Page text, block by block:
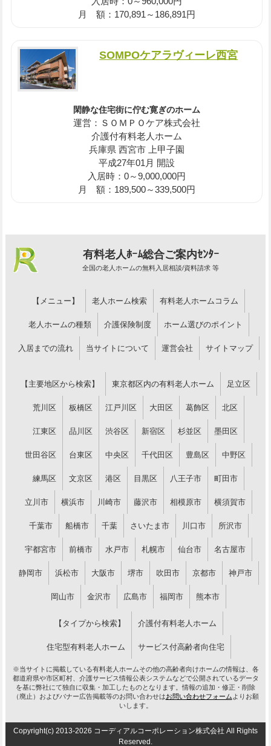
月 額：170,891～186,891円
SOMPOケアラヴィーレ西宮
閑静な住宅街に佇む寛ぎのホーム
運営：ＳＯＭＰＯケア株式会社
介護付有料老人ホーム
兵庫県 西宮市 上甲子園
平成27年01月 開設
入居時：0～9,000,000円
月 額：189,500～339,500円
有料老人ﾎｰﾑ総合ご案内ｾﾝﾀｰ
全国の老人ホームの無料入居相談/資料請求 等
【メニュー】 老人ホーム検索 有料老人ホームコラム
老人ホームの種類 介護保険制度 ホーム選びのポイント
入居までの流れ 当サイトについて 運営会社 サイトマップ
【主要地区から検索】 東京都区内の有料老人ホーム 足立区
荒川区 板橋区 江戸川区 大田区 葛飾区 北区
江東区 品川区 渋谷区 新宿区 杉並区 墨田区
世田谷区 台東区 中央区 千代田区 豊島区 中野区
練馬区 文京区 港区 目黒区 八王子市 町田市
立川市 横浜市 川崎市 藤沢市 相模原市 横須賀市
千葉市 船橋市 千葉 さいたま市 川口市 所沢市
宇都宮市 前橋市 水戸市 札幌市 仙台市 名古屋市
静岡市 浜松市 大阪市 堺市 吹田市 京都市 神戸市
岡山市 金沢市 広島市 福岡市 熊本市
【タイプから検索】 介護付有料老人ホーム
住宅型有料老人ホーム サービス付高齢者向住宅
※当サイトに掲載している有料老人ホームその他の高齢者向けホームの情報は、各
都道府県や市区町村、介護サービス情報公表システムなどで公開されているデータ
を基に弊社にて独自に収集・加工したものとなります。情報の追加・修正・削除
（廃止）およびバナー広告掲載等のお問い合わせはお問い合わせフォームよりお願
いします。
Copyright(c) 2013-2026 コーディアルコーポレーション株式会社 All Rights
Reserved.